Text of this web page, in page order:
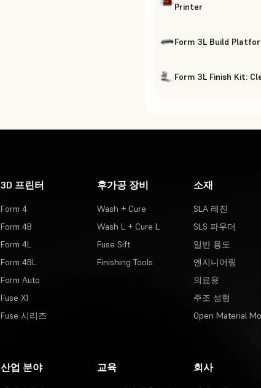
Printer
Form 3L Build
Form 3L Finish Kit:
3D 프린터
Form 4
Form 4B
Form 4L
Form 4BL
Form Auto
Fuse X1
Fuse 시리즈
후가공 장비
Wash + Cure
Wash L + Cure L
Fuse Sift
Finishing Tools
소재
SLA 레진
SLS 파우더
일반 용도
엔지니어링
의료용
주조 성형
Open Material
산업 분야 교육 회사